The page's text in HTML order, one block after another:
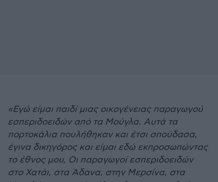
«Εγώ είμαι παιδί μιας οικογένειας παραγωγού
εσπεριδοειδών από τα Μούγλα. Αυτά τα
πορτοκάλια πουλήθηκαν και έτσι σπούδασα,
έγινα δικηγόρος και είμαι εδώ εκπροσωπώντας
το έθνος μου, Οι παραγωγοί εσπεριδοειδών
στο Χατάι, στα Άδανα, στην Μερσίνα, στα